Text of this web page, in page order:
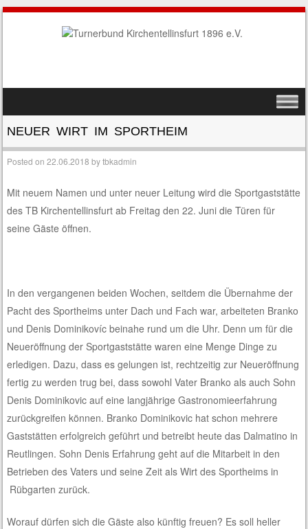
MENU
NEUER WIRT IM SPORTHEIM
Posted on22.06.2018 bytbkadmin
Mit neuem Namen und unter neuer Leitung wird die Sportgaststätte
des TB Kirchentellinsfurt ab Freitag den 22. Juni die Türen für
seine Gäste öffnen.
In den vergangenen beiden Wochen, seitdem die Übernahme der
Pacht des Sportheims unter Dach und Fach war, arbeiteten Branko
und Denis Dominikovíc beinahe rund um die Uhr. Denn um für die
Neueröffnung der Sportgaststätte waren eine Menge Dinge zu
erledigen. Dazu, dass es gelungen ist, rechtzeitig zur Neueröffnung
fertig zu werden trug bei, dass sowohl Vater Branko als auch Sohn
Denis Dominikovic auf eine langjährige Gastronomieerfahrung
zurückgreifen können. Branko Dominikovic hat schon mehrere
Gaststätten erfolgreich geführt und betreibt heute das Dalmatino in
Reutlingen. Sohn Denis Erfahrung geht auf die Mitarbeit in den
Betrieben des Vaters und seine Zeit als Wirt des Sportheims in
Rübgarten zurück.
Worauf dürfen sich die Gäste also künftig freuen? Es soll heller